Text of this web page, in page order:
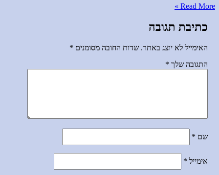
Read More »
כתיבת תגובה
האימייל לא יוצג באתר. שדות החובה מסומנים *
התגובה שלך *
שם *
אימייל *